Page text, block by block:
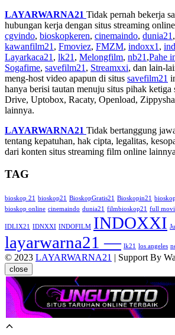
LAYARWARNA21 Tidak pernah bekerja
hubungan kerja dengan situs streaming online
cgvindo, bioskopkeren, cinemaindo, dunia21 ,
kawanfilm21 , Fmoviez, FMZM, indoxx1 ,
Layarkaca21 , lk21 , Melongfilm, nb21 ,Pahe
Sogafime, savefilm21 , Streamxxi, dan lain-
meng-host video apapun di situs savefilm21
hanya berisi tautan menuju situs pihak
Drive, Uptobox, Racaty, Openload,
lainnya.
LAYARWARNA21 Tidak bertanggung
tentang kepatuhan, hak cipta, legalitas,
dari konten situs streaming film online
TAG
bioskop 21 bioskop21 BioskopGratis21 Bioskopin21
bioskop online cinemaindo dunia21 filmbioskop21 full
IDLIX21 IDNXXI INDOFILM INDOXXI
layarwarna21 — lk21 los angeles
© 2023 LAYARWARNA21 | Support By
close